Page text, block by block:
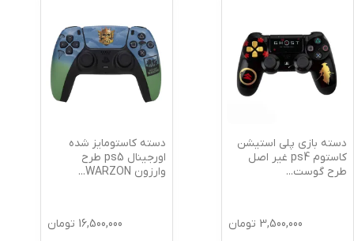
دسته بازی پلی استیشن
کاستوم ps4 غیر اصل
طرح گوست...
3,500,000 تومان
دسته کاستومایز شده
اورجینال ps5 طرح
وارزون WARZON
...
16,500,000 تومان